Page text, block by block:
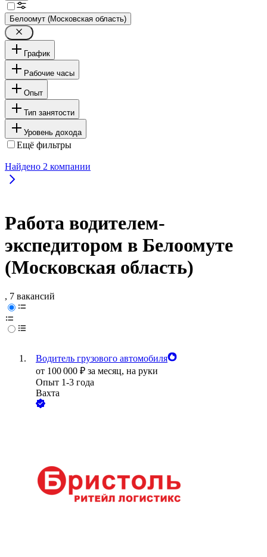
Белоомут (Московская область)
График
Рабочие часы
Опыт
Тип занятости
Уровень дохода
Ещё фильтры
Найдено 2 компании
Работа водителем-
экспедитором в Белоомуте
(Московская область)
, 7 вакансий
Водитель грузового автомобиля
от 100 000 ₽ за месяц, на руки
Опыт 1-3 года
Вахта